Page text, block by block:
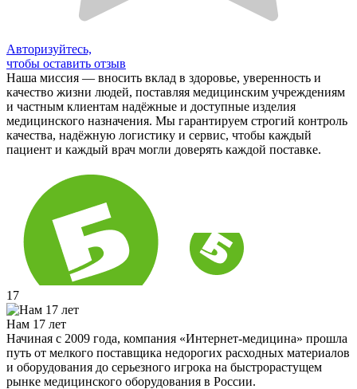
Авторизуйтесь,
чтобы оставить отзыв
Наша миссия — вносить вклад в здоровье, уверенность и
качество жизни людей, поставляя медицинским учреждениям
и частным клиентам надёжные и доступные изделия
медицинского назначения. Мы гарантируем строгий контроль
качества, надёжную логистику и сервис, чтобы каждый
пациент и каждый врач могли доверять каждой поставке.
17
Нам 17 лет
Начиная с 2009 года, компания «Интернет-медицина» прошла
путь от мелкого поставщика недорогих расходных материалов
и оборудования до серьезного игрока на быстрорастущем
рынке медицинского оборудования в России.